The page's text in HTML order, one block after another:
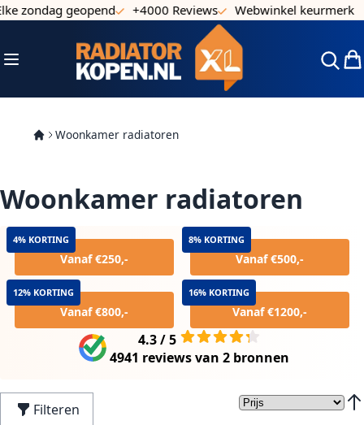
Ga naar de inhoud
geopend +4000 Reviews Webwinkel keurmerk
Toggle Nav
Woonkamer radiatoren
Woonkamer radiatoren
4% KORTING
Vanaf €250,-
8% KORTING
Vanaf €500,-
12% KORTING
Vanaf €800,-
16% KORTING
Vanaf €1200,-
4.3 / 5
4941 reviewsvan 2 bronnen
Filteren